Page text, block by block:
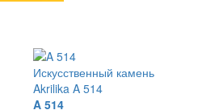
Искусственный камень
Akrilika A 514
A 514